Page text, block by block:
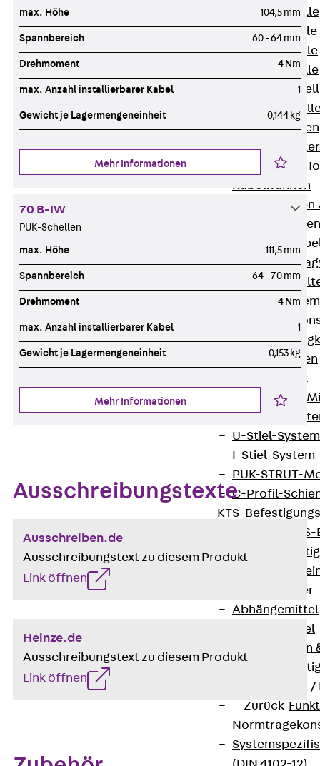
H Kabelschelle
S Kabelschelle
B Kabelschelle
U Kabelschelle
RU
W
HK Kabelhaken
KH Kabelhalter
Hohlleiter-/
Kabelwannen
Kabelschellen
Zurück
KTW
KBH
Zurück
Wandkonsolen
Deckenbügel
Zentral- und
W-Profil-
U-Stiel-System
I-Stiel-System
PUK-STRUT-
C-Profil-
KTS-
Dübel & Anker
Abhängemittel
Schraubmittel
Ankermuttern
Funktionserhalt
Zurück
max. Höhe 104,5 mm
Spannbereich 60 - 64 mm
Drehmoment 4 Nm
max. Anzahl installierbarer Kabel 1
Gewicht je Lagermengeneinheit 0,144 kg
Mehr Informationen
70 B-IW
PUK-Schellen
max. Höhe 111,5 mm
Spannbereich 64 - 70 mm
Drehmoment 4 Nm
max. Anzahl installierbarer Kabel 1
Gewicht je Lagermengeneinheit 0,153 kg
Mehr Informationen
Ausschreibungstexte
Ausschreiben.de
Ausschreibungstext zu diesem Produkt
Link öffnen
Heinze.de
Ausschreibungstext zu diesem Produkt
Link öffnen